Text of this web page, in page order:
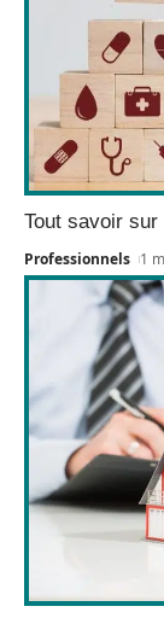
Tout savoir
Professionnels 1